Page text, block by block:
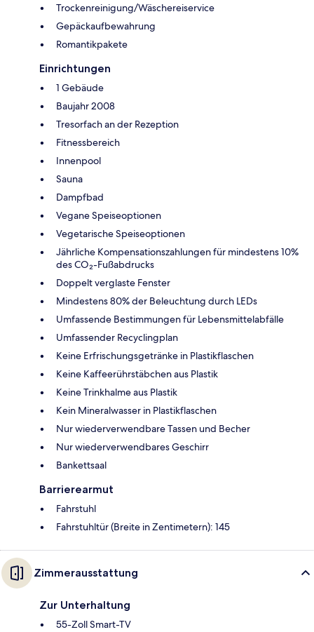
Trockenreinigung/Wäschereiservice
Gepäckaufbewahrung
Romantikpakete
Einrichtungen
1 Gebäude
Baujahr 2008
Tresorfach an der Rezeption
Fitnessbereich
Innenpool
Sauna
Dampfbad
Vegane Speiseoptionen
Vegetarische Speiseoptionen
Jährliche Kompensationszahlungen für mindestens 10%
des CO₂-Fußabdrucks
Doppelt verglaste Fenster
Mindestens 80% der Beleuchtung durch LEDs
Umfassende Bestimmungen für Lebensmittelabfälle
Umfassender Recyclingplan
Keine Erfrischungsgetränke in Plastikflaschen
Keine Kaffeerührstäbchen aus Plastik
Keine Trinkhalme aus Plastik
Kein Mineralwasser in Plastikflaschen
Nur wiederverwendbare Tassen und Becher
Nur wiederverwendbares Geschirr
Bankettsaal
Barrierearmut
Fahrstuhl
Fahrstuhltür (Breite in Zentimetern): 145
Zimmerausstattung
Zur Unterhaltung
55-Zoll Smart-TV